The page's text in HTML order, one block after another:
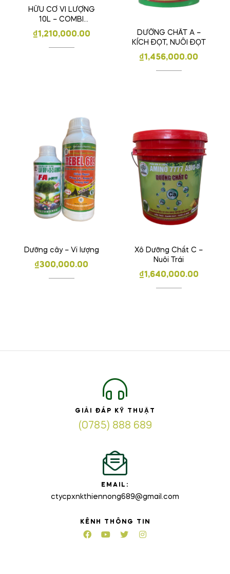
HỮU CƠ VI LƯỢNG
10L – COMBI
ORGANIC MKA
₫1,210,000.00
DƯỠNG CHẤT A –
KÍCH ĐỌT, NUÔI ĐỌT
₫1,456,000.00
Dưỡng cây – Vi lượng
₫300,000.00
Xô Dưỡng Chất C –
Nuôi Trái
₫1,640,000.00
GIẢI ĐÁP KỸ THUẬT
(0785) 888 689
EMAIL:
ctycpxnkthiennong689@gmail.com
KÊNH THÔNG TIN